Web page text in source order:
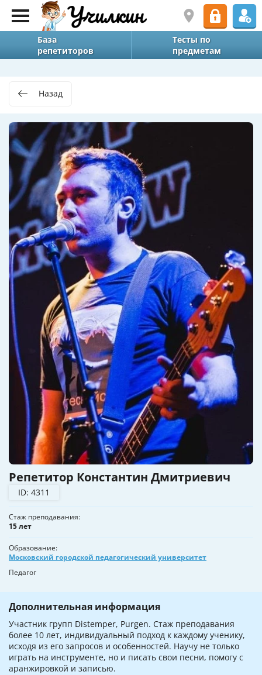
База
репетиторов
Тесты по
предметам
Назад
Репетитор Константин Дмитриевич
ID: 4311
Стаж преподавания
15 лет
Образование
Московский городской педагогический университет
Педагог
Дополнительная информация
Участник групп Distemper, Purgen. Стаж преподавания
более 10 лет, индивидуальный подход к каждому ученику,
исходя из его запросов и особенностей. Научу не только
играть на инструменте, но и писать свои песни, помогу с
аранжировкой и записью.